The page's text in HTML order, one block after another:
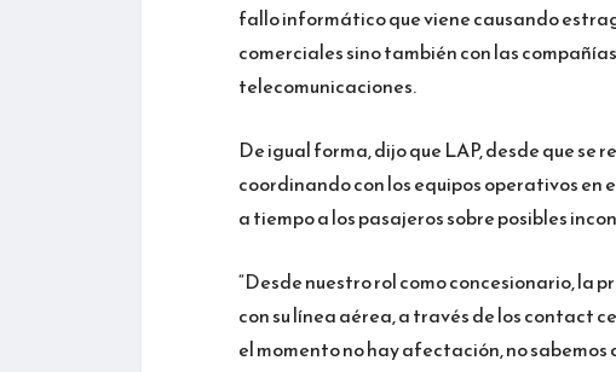
fallo informático que viene causando
comerciales sino también con las
telecomunicaciones.
De igual forma, dijo que LAP, desde que
coordinando con los equipos operativos
a tiempo a los pasajeros sobre posibles
“Desde nuestro rol como concesionario, la
con su línea aérea, a través de los contact
el momento no hay afectación, no